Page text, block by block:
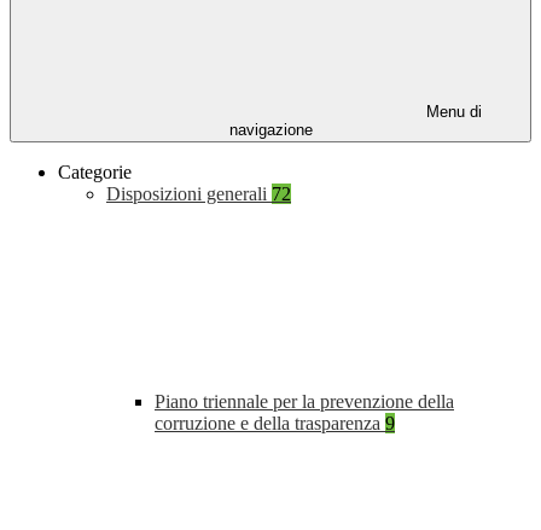
Menu di
navigazione
Categorie
Disposizioni generali 72
Piano triennale per la prevenzione della
corruzione e della trasparenza 9